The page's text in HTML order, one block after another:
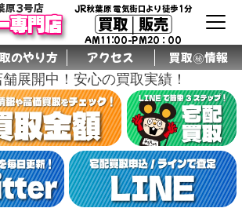
原3号店
専門店
JR秋葉原 電気街口より徒歩1分
買取│販売
AM11:00-PM20：00
のやり方 アクセス 買取㊙情報
グル
ープ
店舗
展開中！安心の買取実績！